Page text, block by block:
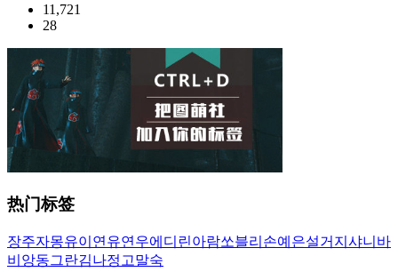
11,721
28
热门标签
장주자몽유이 연유연우에디린아람쏘블리 손예은설거지 샤니 바
비앙동그란김나정 고말숙